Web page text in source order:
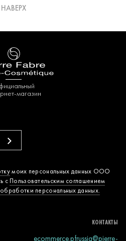
НАВЕРХ
моих персональных данных ООО
с Пользовательским соглашением
персональных данных.
магазин
КОНТАКТЫ
ecommerce.pfrussia@pierre-